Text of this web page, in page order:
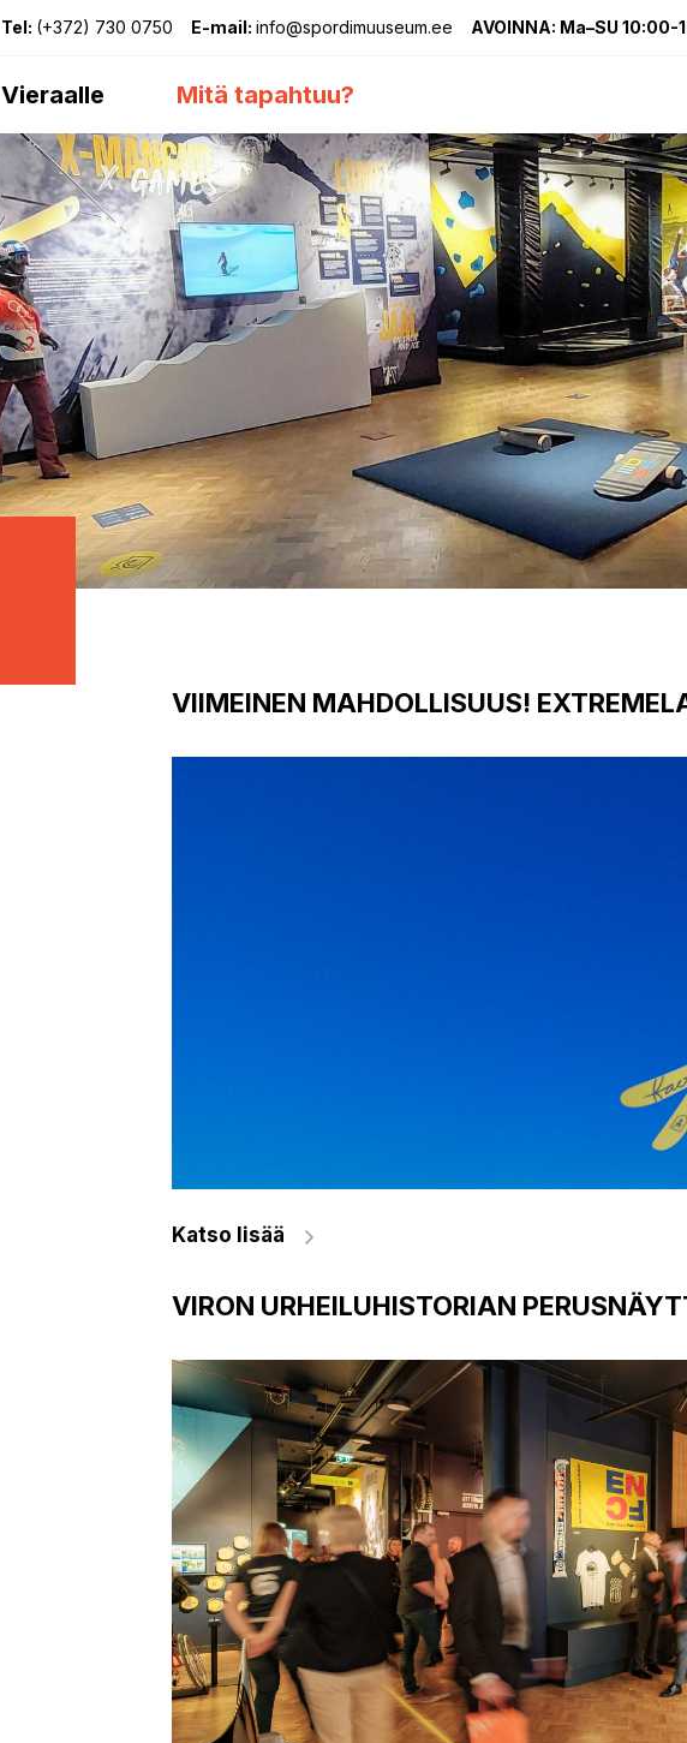
Tel: (+372) 730 0750 E-mail: info@spordimuuseum.ee AVOINNA: Ma–SU 10:00-
Vieraalle Mitä tapahtuu?
VIIMEINEN MAHDOLLISUUS!
Katso lisää
VIRON URHEILUHISTORIAN